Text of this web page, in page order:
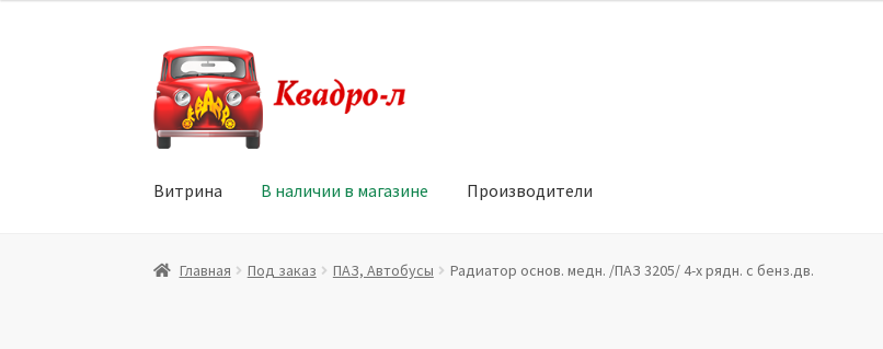
Перейти
к
навигации
Перейти
к
содержимому
Витрина В наличии в магазине Производители
Главная Витрина Мой аккаунт Политика в отношении обработки персональных данных
Главная Под заказ ПАЗ, Автобусы Радиатор основ. медн. /ПАЗ 3205/ 4-х рядн. с бенз.дв.